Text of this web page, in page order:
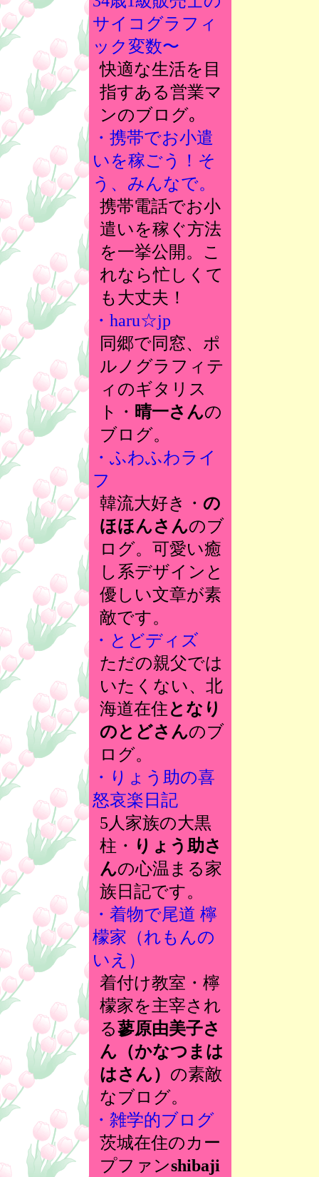
サイコグラフィ
ック変数〜
快適な生活を目
指すある営業マ
ンのブログ｡
・携帯でお小遣
いを稼ごう！そ
う、みんなで。
携帯電話でお小
遣いを稼ぐ方法
を一挙公開。こ
れなら忙しくて
も大丈夫！
・haru☆jp
同郷で同窓、ポ
ルノグラフィテ
ィのギタリス
ト・ 晴一さんの
ブログ。
・ふわふわライ
フ
韓流大好き・ の
ほほんさんのブ
ログ。可愛い癒
し系デザインと
優しい文章が素
敵です。
・とどディズ
ただの親父では
いたくない、北
海道在住となり
のとどさんのブ
ログ。
・りょう助の喜
怒哀楽日記
5人家族の大黒
柱・ りょう助さ
んの心温まる家
族日記です。
・着物で尾道 檸
檬家（れもんの
いえ）
着付け教室・檸
檬家を主宰され
る蓼原由美子さ
ん（かなつまは
はさん） の素敵
なブログ。
・雑学的ブログ
茨城在住のカー
プファンshibaji